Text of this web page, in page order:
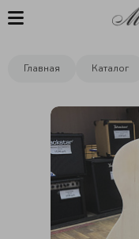
Главная Каталог